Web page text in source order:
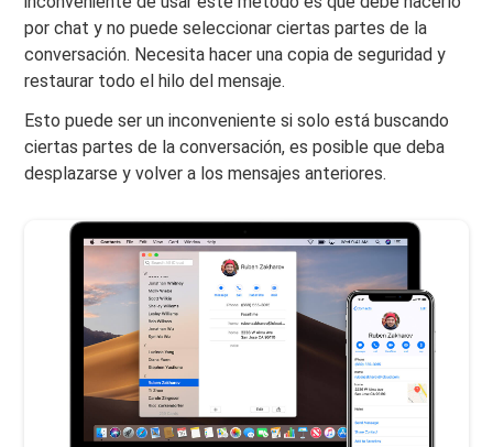
por chat y no puede seleccionar ciertas partes de la
conversación. Necesita hacer una copia de seguridad y
restaurar todo el hilo del mensaje.
Esto puede ser un inconveniente si solo está buscando
ciertas partes de la conversación, es posible que deba
desplazarse y volver a los mensajes anteriores.